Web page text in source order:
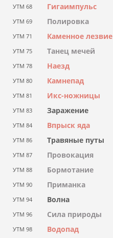
УТМ 68 Гигаимпульс
УТМ 69 Полировка
УТМ 71 Каменное лезвие
УТМ 75 Танец мечей
УТМ 78 Наезд
УТМ 80 Камнепад
УТМ 81 Икс-ножницы
УТМ 83 Заражение
УТМ 84 Впрыск яда
УТМ 86 Травяные путы
УТМ 87 Провокация
УТМ 88 Бормотание
УТМ 90 Приманка
УТМ 94 Волна
УТМ 96 Сила природы
УТМ 98 Водопад